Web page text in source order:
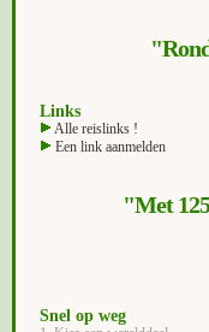
Links
Alle reislinks !
Een link aanmelden
"Met
Snel op weg